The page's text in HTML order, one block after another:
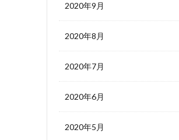
2020年9月
2020年8月
2020年7月
2020年6月
2020年5月